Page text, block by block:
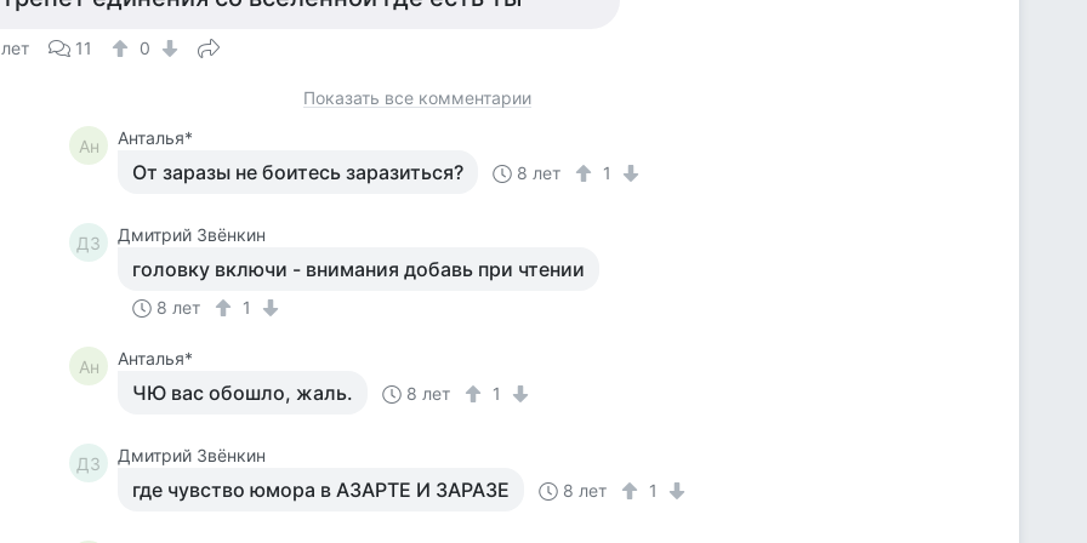
11 0
Показать все комментарии
Ан Анталья*
От заразы не боитесь заразиться? 8 лет 1
ДЗ Дмитрий Звёнкин
головку включи - внимания добавь при чтении
8 лет 1
Ан Анталья*
ЧЮ вас обошло, жаль. 8 лет 1
ДЗ Дмитрий Звёнкин
где чувство юмора в АЗАРТЕ И ЗАРАЗЕ 8 лет 1